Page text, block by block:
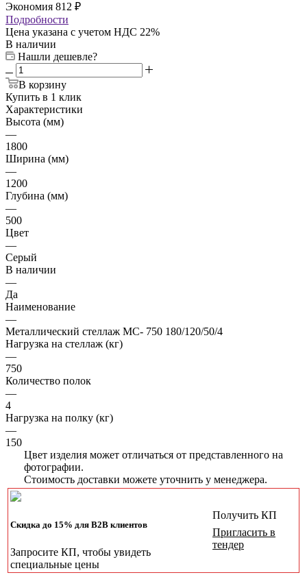
Экономия 812 ₽
Подробности
Цена указана с учетом НДС 22%
В наличии
Нашли дешевле?
В корзину
Купить в 1 клик
Характеристики
Высота (мм)
—
1800
Ширина (мм)
—
1200
Глубина (мм)
—
500
Цвет
—
Серый
В наличии
—
Да
Наименование
—
Металлический стеллаж МС- 750 180/120/50/4
Нагрузка на стеллаж (кг)
—
750
Количество полок
—
4
Нагрузка на полку (кг)
—
150
Цвет изделия может отличаться от представленного на
фотографии.
Стоимость доставки можете уточнить у менеджера.
Скидка до 15% для B2B клиентов
Запросите КП, чтобы увидеть
специальные цены
Получить КП
Пригласить в
тендер